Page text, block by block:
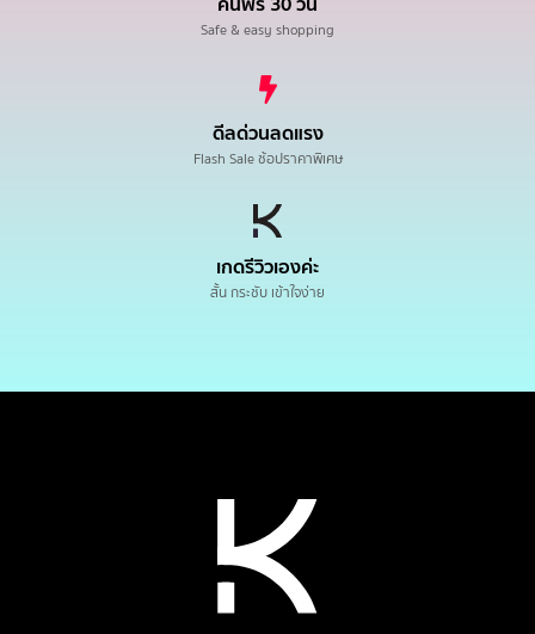
Safe & easy shopping
ดีลด่วนลดแรง
Flash Sale ช้อปราคาพิเศษ
เกดรีวิวเองค่ะ
สั้น กระชับ เข้าใจง่าย